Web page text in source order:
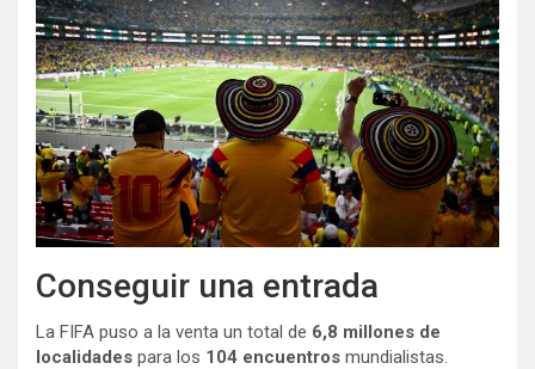
Conseguir una entrada
La FIFA puso a la venta un total de 6,8 millones de
localidades para los 104 encuentros mundialistas.